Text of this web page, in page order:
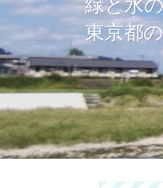
緑と水
東京都